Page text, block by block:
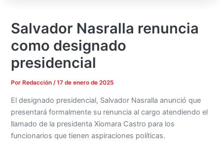
Salvador Nasralla renuncia
como designado
presidencial
Por Redacción/17 de enero de 2025
El designado presidencial, Salvador Nasralla anunció que
presentará formalmente su renuncia al cargo atendiendo el
llamado de la presidenta Xiomara Castro para los
funcionarios que tienen aspiraciones políticas.